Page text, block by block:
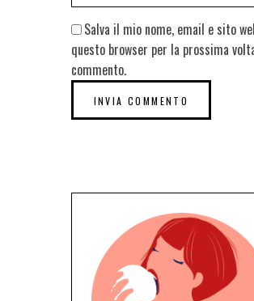
Salva il mio nome, email e sito
questo browser per la prossima
commento.